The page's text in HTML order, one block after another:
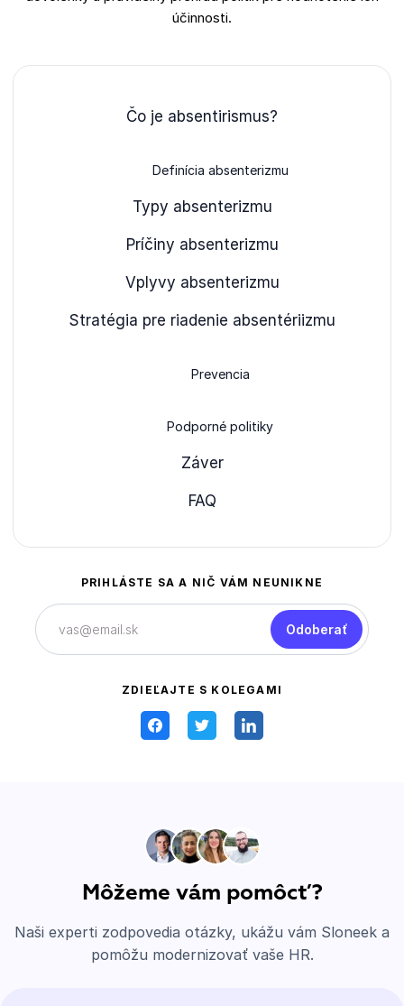
účinnosti.
Čo je absentirismus?
Definícia absenterizmu
Typy absenterizmu
Príčiny absenterizmu
Vplyvy absenterizmu
Stratégia pre riadenie absentériizmu
Prevencia
Podporné politiky
Záver
FAQ
PRIHLÁSTE SA A NIČ VÁM NEUNIKNE
Odoberať
ZDIEĽAJTE S KOLEGAMI
Môžeme vám pomôcť?
Naši experti zodpovedia otázky, ukážu vám Sloneek a
pomôžu modernizovať vaše HR.